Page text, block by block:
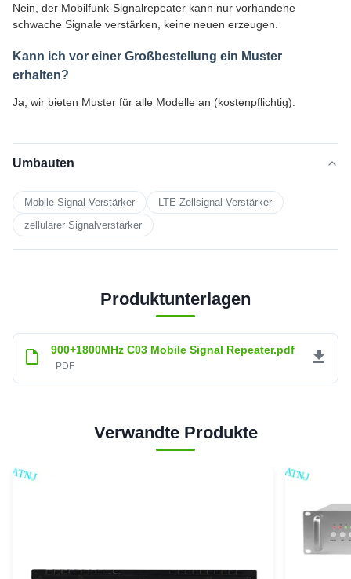
Nein, der Mobilfunk-Signalrepeater kann nur vorhandene
schwache Signale verstärken, keine neuen erzeugen.
Kann ich vor einer Großbestellung ein Muster
erhalten?
Ja, wir bieten Muster für alle Modelle an (kostenpflichtig).
Umbauten
Mobile Signal-Verstärker
LTE-Zellsignal-Verstärker
zellulärer Signalverstärker
Produktunterlagen
900+1800MHz C03 Mobile Signal Repeater.pdf
PDF
Verwandte Produkte